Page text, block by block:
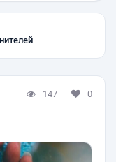
147 0